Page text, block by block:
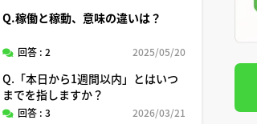
Q.稼働と稼動、意味の違いは？
回答 : 2 2025/05/20
Q.「本日から1週間以内」とはいつ
までを指しますか？
回答 : 3 2026/03/21